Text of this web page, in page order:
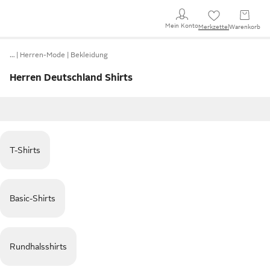
Mein KontoMerkzettel Warenkorb
… Herren-Mode Bekleidung
Herren Deutschland Shirts
T-Shirts
Basic-Shirts
Rundhalsshirts